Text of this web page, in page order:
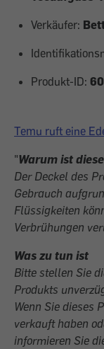
Verkäufer:
Produkt-ID:
Temu ruft eine
"Warum ist
Der Deckel des
Gebrauch
Flüssigkeiten
Verbrühungen
Was zu tun ist
Bitte stellen Sie
Produkts
Wenn Sie dieses
verkauft haben
informieren Sie